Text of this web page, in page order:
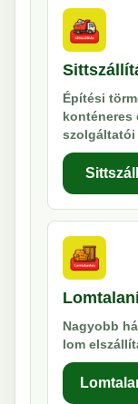
Építési
konténeres
szolgáltatói
Nagyobb
lom